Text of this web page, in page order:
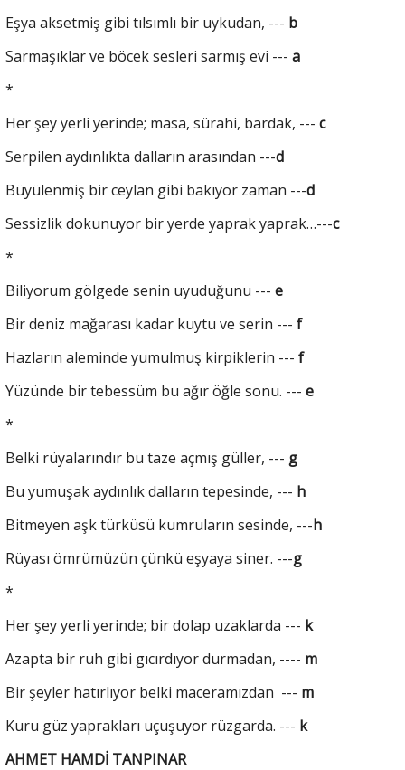
Eşya aksetmiş gibi tılsımlı bir uykudan, --- b
Sarmaşıklar ve böcek sesleri sarmış evi --- a
*
Her şey yerli yerinde; masa, sürahi, bardak, --- c
Serpilen aydınlıkta dalların arasından ---d
Büyülenmiş bir ceylan gibi bakıyor zaman ---d
Sessizlik dokunuyor bir yerde yaprak yaprak…---c
*
Biliyorum gölgede senin uyuduğunu --- e
Bir deniz mağarası kadar kuytu ve serin --- f
Hazların aleminde yumulmuş kirpiklerin --- f
Yüzünde bir tebessüm bu ağır öğle sonu. --- e
*
Belki rüyalarındır bu taze açmış güller, --- g
Bu yumuşak aydınlık dalların tepesinde, --- h
Bitmeyen aşk türküsü kumruların sesinde, ---h
Rüyası ömrümüzün çünkü eşyaya siner. ---g
*
Her şey yerli yerinde; bir dolap uzaklarda --- k
Azapta bir ruh gibi gıcırdıyor durmadan, ---- m
Bir şeyler hatırlıyor belki maceramızdan --- m
Kuru güz yaprakları uçuşuyor rüzgarda. --- k
AHMET HAMDİ TANPINAR